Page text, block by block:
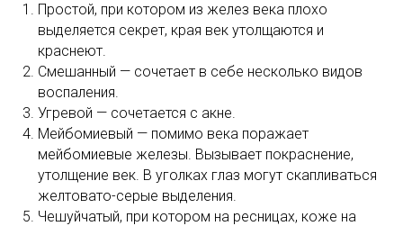
Простой, при котором из желез века плохо
выделяется секрет, края век утолщаются и
краснеют.
Смешанный — сочетает в себе несколько видов
воспаления.
Угревой — сочетается с акне.
Мейбомиевый — помимо века поражает
мейбомиевые железы. Вызывает покраснение,
утолщение век. В уголках глаз могут скапливаться
желтовато-серые выделения.
Чешуйчатый, при котором на ресницах, коже на